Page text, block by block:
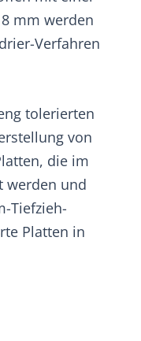
mm werden
Verfahren
tolerierten
von
die im
werden und
Tiefzieh-
Platten in